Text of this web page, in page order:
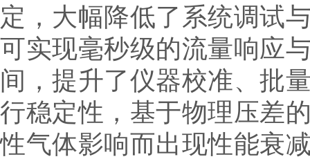
定，大幅降低了系统调试
可实现毫秒级的流量响应
间，提升了仪器校准、批
行稳定性，基于物理压差
性气体影响而出现性能衰